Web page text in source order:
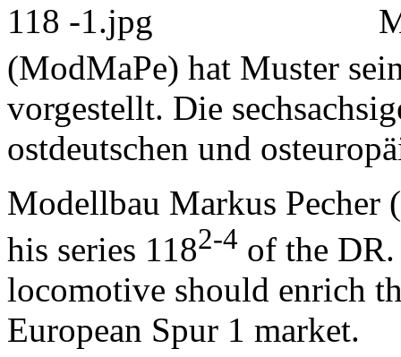
(ModMaPe) hat Muster
vorgestellt. Die
ostdeutschen und
Modellbau Markus Pecher
his series 1182-4 of the
locomotive should enrich
European Spur 1 market.